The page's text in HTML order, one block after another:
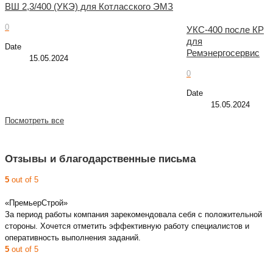
ВШ 2,3/400 (УКЭ) для Котласского ЭМЗ
0
Date
15.05.2024
УКС-400 после КР
для
Ремэнергосервис
0
Date
15.05.2024
Посмотреть все
Отзывы и благодарственные письма
5 out of 5
«ПремьерСтрой»
За период работы компания зарекомендовала себя с положительной
стороны. Хочется отметить эффективную работу специалистов и
оперативность выполнения заданий.
5 out of 5